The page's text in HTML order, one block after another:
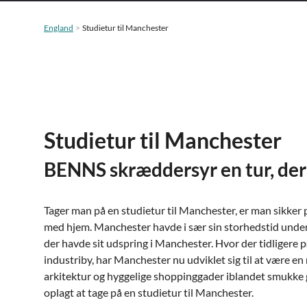
England Studietur til Manchester
Studietur til Manchester
BENNS skræddersyr en tur,
Tager man på en studietur til Manchester, er man sikker
med hjem. Manchester havde i sær sin storhedstid
der havde sit udspring i Manchester. Hvor der tidligere
industriby, har Manchester nu udviklet sig til at være
arkitektur og hyggelige shoppinggader iblandet
oplagt at tage på en studietur til Manchester.